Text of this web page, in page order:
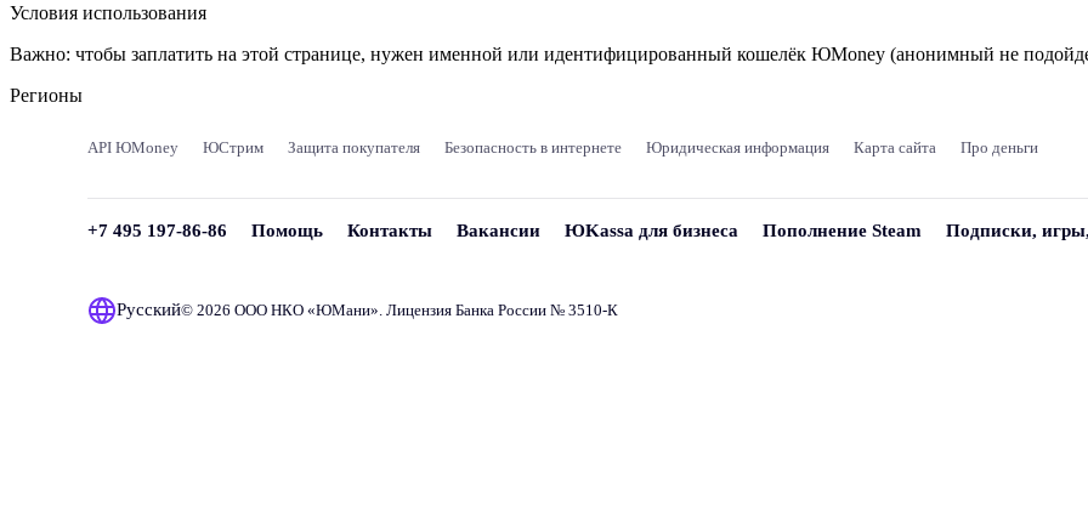
Условия использования
Важно: чтобы заплатить на этой странице, нужен именной или идентифицированный кошелёк ЮMoney (анонимный не
Регионы
API ЮMoney ЮСтрим Защита покупателя Безопасность в интернете Юридическая информация Карта сайта Про деньги
+7 495 197-86-86 Помощь Контакты Вакансии ЮKassa для бизнеса Пополнение Steam Подписки,
Русский© 2026 ООО НКО «ЮМани». Лицензия Банка России № 3510‑К